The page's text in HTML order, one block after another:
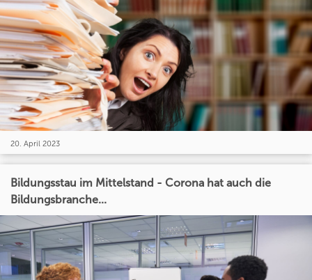
20. April 2023
Bildungsstau im Mittelstand - Corona hat auch die
Bildungsbranche...